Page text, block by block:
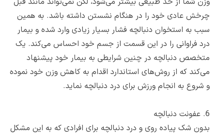
چرخش عادی خود را در هنگام نشستن داشته باشد. به همین
سبب به استخوان دنبالچه فشار بسیار زیادی وارد شده و بیمار
درد فراوانی را در این قسمت از جسم خود احساس می‌کند. یک
متخصص دنبالچه در چنین شرایطی به بیمار خود پیشنهاد
می‌کند که از روش‌های استاندارد اقدام به کاهش وزن خود نموده
و شروع به انجام ورزش برای درد دنبالچه نماید.
6. عفونت دنبالچه
بدون شک پیاده روی و درد دنبالچه برای افرادی که به این مشکل